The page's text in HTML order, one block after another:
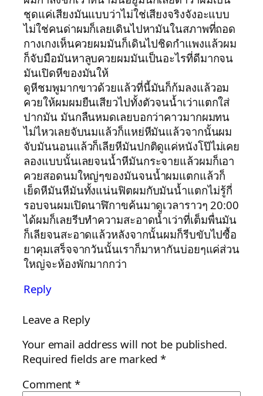
ชุดแค่เสียงมันแบบว่าไม่ใช่เสียงจริงจังอะแบบ
ไม่ใช่คนด่าผมก็เลยเดินไปหามันในสภาพที่ถอด
กางเกงเห็นควยผมมันก็เดินไปชิดกำแพงแล้วผม
ก็จับมือมันหาลูบควยผมมันเป็นอะไรที่ดีมากจน
มันเปิดหีของมันให้
ดูหีชมพูมากขาวด้วยแล้วที่นี้มันก็ก้มลงแล้วอม
ควยให้ผมผมยืนเสียวไปทั้งตัวจนน้ำเว่าแตกใส่
ปากมัน มันกลืนหมดเลยบอกว่าคาวมากผมทน
ไม่ไหวเลยจับนมแล้วก็แหย่หีมันแล้วจากนั้นผม
จับมันนอนแล้วก็เลียหีมันปกติดูแค่หนังโป๊ไม่เคย
ลองแบบนั้นเลยจนน้ำหีมันกระจายแล้วผมก็เอา
ควยสอดนมใหญ่ๆของมันจนน้ำผมแตกแล้วก็
เย็ดหีมันหีมันทั้งแน่นฟิตผมกับมันน้ำแตกไม่รู้กี่
รอบจนผมเปิดนาฬิกาขค้นมาดูเวลาราวๆ 20:00
ได้ผมก็เลยรีบทำความสะอาดน้ำเว่าที่เต็มพื่นมัน
ก็เลียจนสะอาดแล้วหลังจากนั้นผมก็รีบขับไปซื้อ
ยาคุมเสร็จจากวันนั้นเราก็มาหากันบ่อยๆแค่ส่วน
ใหญ่จะห้องพักมากกว่า
Reply
Leave a Reply
Your email address will not be published.
Required fields are marked*
Comment*